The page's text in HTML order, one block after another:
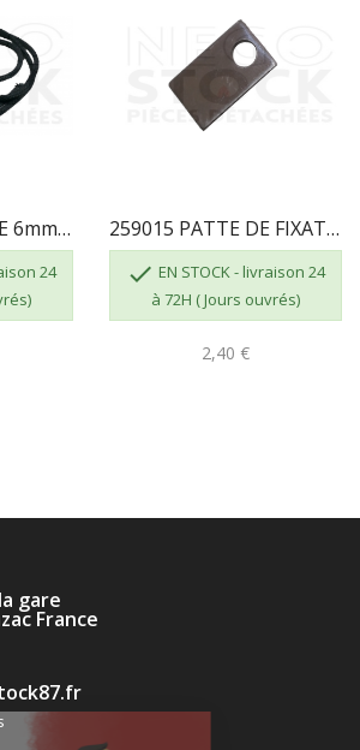
181632 TRESSE DE 6mm 1.32 ML FRANCO BELGE
24
259015 PATTE DE FIXATION VITRE FRANCO BELGE
 EN STOCK - livraison 24
à 72H ( Jours ouvrés)
2,40 €
gare
France